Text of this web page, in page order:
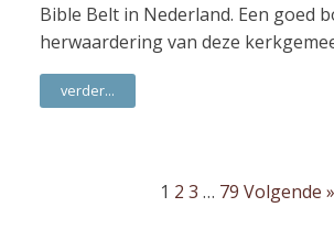
Bible Belt in Nederland. Een goed
herwaardering van deze
verder...
1 2 3 … 79 Volgende »